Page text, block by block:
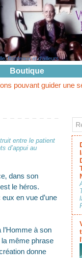
Bordeaux et d'ailleurs
Boutique
une séance de
entre le patient
d’appui au
dans son
le héros.
en vue d’une
à son
même phrase
donne